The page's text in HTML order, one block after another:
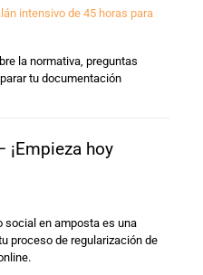
intensivo de 45 horas para
la normativa, preguntas
tu documentación
¡Empieza hoy
social en amposta es una
proceso de regularización de